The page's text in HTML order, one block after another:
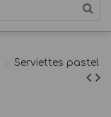
Serviettes pastel